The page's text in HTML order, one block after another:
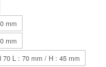
mm
mm
70 L : 70 mm / H : 45 mm